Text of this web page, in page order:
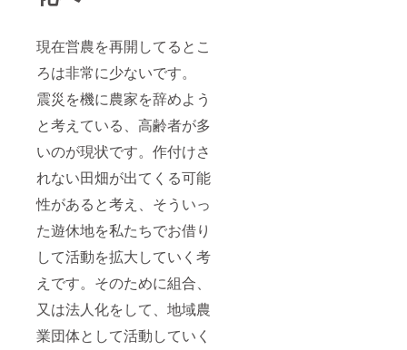
現在営農を再開してるとこ
ろは非常に少ないです。
震災を機に農家を辞めよう
と考えている、高齢者が多
いのが現状です。作付けさ
れない田畑が出てくる可能
性があると考え、そういっ
た遊休地を私たちでお借り
して活動を拡大していく考
えです。そのために組合、
又は法人化をして、地域農
業団体として活動していく